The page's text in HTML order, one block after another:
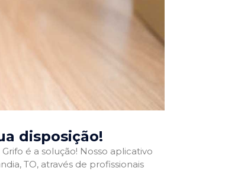
disposição!
é a solução! Nosso aplicativo
TO, através de profissionais